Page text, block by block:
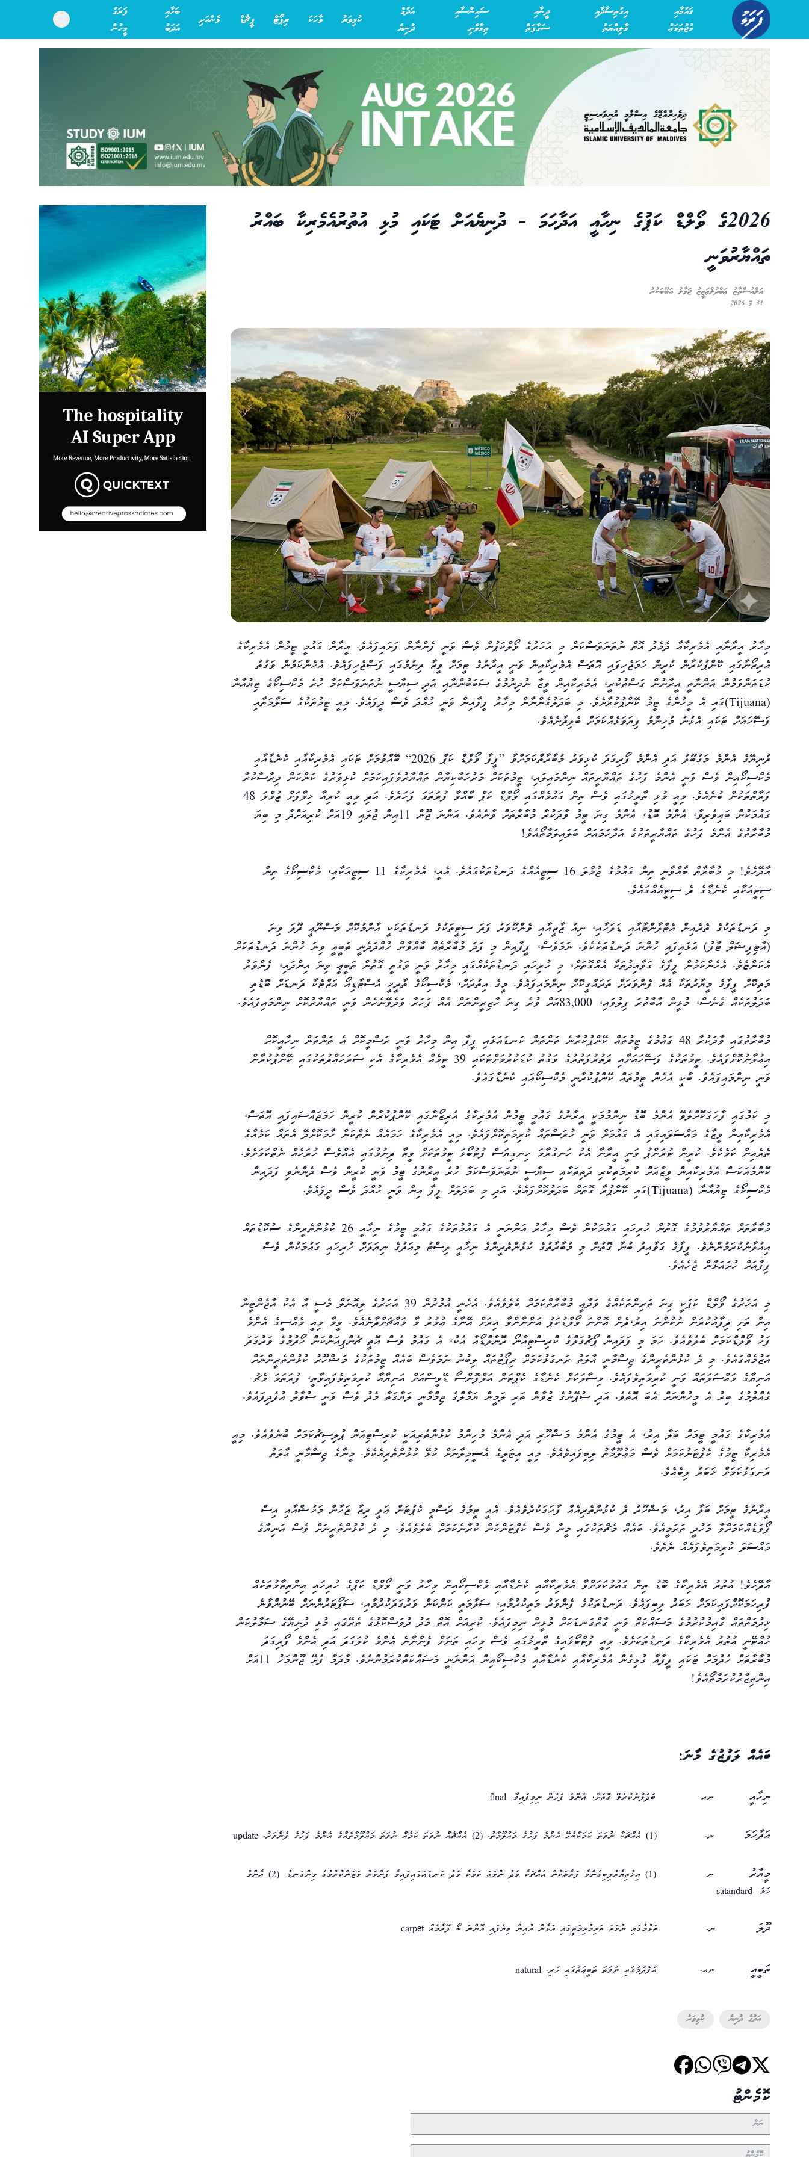
ޤައުމާއި
މުޖުތަމަޢު
އިގުތިސާދާއި
މާލިއްޔަތު
ދީނާއި
ސަގާފަތް
ސައިންސާއި
ތިމާވެށި
އަދުގެ
ދުނިޔެ
ކުޅިވަރު ވާހަކަ ރިޕޯޓް ފީޗާޑް ޅެންއަށި
ބަހާއި
އަދަބު
ފަރަގު
މީހުން
Search
2026ގެ ވޯލްޑް ކަޕުގެ ނިހާއީ އަދާހަމަ - ދުނިޔެއަށް ޓަކައި މުޅި އުތުރުއެމެރިކާ ބައްރު
ތައްޔާރުވަނީ
އަލްއުސްތާޒު ޢަބްދުލްޢަޒީޒު ޖަމާލު އަބޫބަކުރު
31 މޭ 2026
މިހާރު އީރާނާއި އެމެރިކާއާ ދެމެދު އޮތް ނުތަނަވަސްކަން މި އަހަރުގެ ވޯލްކަޕުން ވެސް ވަނީ ފެންނާން ފަށައިފައެވެ. އީރާން ގައުމީ ޓީމުން އެމެރިކާގެ
އެރިޒޯނާގައި ކޭންޕުކުރާން ކުރީން ހަމަޖެހިފައި އޮތަސް އެމެރިކާއިން ވަނީ އީރާނުގެ ޓީމަށް ވީޒާ ދިނުމުގައި ފަސްޖެހިފައެވެ. އެހެންކަމުން ވަގުތު
ކުޑަތަންވަމުން އަންނާތީ އީރާނުން ގަސްތުކުރީ، އެމެރިކާއިން ވީޒާ ނުދިނުމުގެ ސަބަބުންނާއި އަދި ސިޔާސީ ނުތަނަވަސްކަމާ ހުރެ މެކްސިކޯގެ ޓިޔުއާނާ
(
Tijuana)ގައި އެ މީހުންގެ ޓީމު ކޭންޕުކުރާށެވެ. މި ބަދަލުގެންނާން މިހާރު ފީފާއިން ވަނީ ހުއްދަ ވެސް ދީފައެވެ. މިއީ ޓީމުތަކުގެ ސަލާމަތާއި
ފަސޭހައަށް ޓަކައި އެޅުނު މުހިންމު ފިޔަވަޅެއްކަމަށް ބެލިދާނެއެވެ.
ދުނިޔޭގެ އެންމެ މަގުބޫލު އަދި އެންމެ ފޯރިގަދަ ކުޅިވަރު މުބާރާތްކަމަށްވާ [ފީފާ ވޯލްޑް ކަޕް 2026] ބޭއްވުމަށް ޓަކައި އެމެރިކާއާއި ކެނެޑާއާއި
މެކްސިކޯއިން ވެސް ވަނީ އެންމެ ފަހުގެ ތައްޔާރީތައް ނިންމައިލައި، ޓީމުތަކަށް މަރުހަބާކިޔާން ތައްޔާރުވެފައިކަމަށް ކުޅިވަރުގެ ކަންކަން ދިރާސާކުރާ
ފަރާތްތަކުން ބުނެއެވެ. މިއީ މުޅި ތާރީޚުގައި ވެސް ތިން ގައުމެއްގައި ވޯލްޑް ކަޕް ބާއްވާ ފުރަތަމަ ފަހަރެވެ. އަދި މިއީ ކުރިއާ ޚިލާފަށް ޖުމްލަ 48
ގައުމަކުން ބައިވެރިވާ، އެންމެ ބޮޑު، އެންމެ ގިނަ ޓީމު ވާދަކުރާ މުބާރާތަށް ވާނެއެވެ. އަންނަ ޖޫން 11އިން ޖުލައި 19އަށް ކުރިއަށްދާ މި ބިޔަ
މުބާރާތުގެ އެންމެ ފަހުގެ ތައްޔާރީތަކުގެ އަދާހަމައަށް ބަލައިލަމާތޯއެވެ!
އާދޭހެވެ! މި މުބާރާތް ބާއްވާނީ ތިން ގައުމުގެ ޖުމްލަ 16 ސިޓީއެއްގެ ދަނޑުތަކުގައެވެ. އެއީ، އެމެރިކާގެ 11 ސިޓީއަކާއި، މެކްސިކޯގެ ތިން
ސިޓީއަކާއި ކެނެޑާގެ ދެ ސިޓީއެއްގައެވެ.
މި ދަނޑުތަކުގެ ތެރެއިން އެޓްލާންޓާއާއި ޑަލަހާއި، ނިއު ޖާޒީއާއި ވެންކޫވަރު ފަދަ ސިޓީތަކުގެ ދަނޑުތަކަކީ އާންމުކޮށް މަސްނޫޢީ ދޫލަ ވިނަ
(އާޓިފިޝަލް ޓާފު) އަޅައިފައި ހުންނަ ދަނޑުތަކެކެވެ. ނަމަވެސް، ފީފާއިން މި ފަދަ މުބާރާތެއް ބާއްވާން ހުއްދަދެނީ ތަބީއީ ވިނަ ހުންނަ ދަނޑުތަކަށް
އެކަންޏެވެ. އެހެންކަމުން ފީފާގެ ގަވާއިދުތަކާ އެއްގޮތަށް، މި ހުރިހައި ދަނޑުތަކެއްގައި މިހާރު ވަނީ ވަގުތީ ގޮތުން ތަބީޢީ ވިނަ އިންދައި، ފެންވަރު
މަތިކޮށް ފީފާގެ މީޔާރުތަކާ އެއް ފެންވަރަށް ތަރައްގީކޮށް ނިންމައިފައެވެ. މީގެ އިތުރަށް، މެކްސިކޯގެ ތާރީޚީ އެސްޓާޑިއޯ އަޒްޓެކާ ދަނޑަށް ބޮޑެތި
ބަދަލުތަކެއް ގެނެސް، މުޅީން އާބާތުރަ ފިލުވައި، 83,000އަށް ވުރެ ގިނަ ހާޒިރީންނަށް އެއް ފަހަރާ ވަދެވޭނެހެން ވަނީ ތައްޔާރުކޮށް ނިންމައިފައެވެ.
މުބާރާތުގައި ވާދަކުރާ 48 ގައުމުގެ ޓީމުތައް ކޭންޕުކުރާނެ ތަންތަން ކަނޑައަޅައި ފީފާ އިން މިހާރު ވަނީ ރަސްމީކޮށް އެ ތަންތަން ނިހާއީކޮށް
އިޢުލާނުކޮށްފައެވެ. ޓީމުތަކުގެ ފަސޭހައަށާއި ދަތުރުފަތުރުގެ ވަގުތު ކުޑަކުރުމަށްޓަކައި 39 ޓީމެއް އެމެރިކާގެ އެކި ސަރަހައްދުތަކުގައި ކޭންޕުކުރާން
ވަނީ ނިންމައިފައެވެ. ބާކީ އެހެން ޓީމުތައް ކޭންޕުކުރާނީ މެކްސިކޯއައި ކެނެޑާގައެވެ.
މި ކަމުގައި ފާހަގަކޮށްލެވޭ އެންމެ ބޮޑު ނިންމުމަކީ އީރާނުގެ ގައުމީ ޓީމުން އެމެރިކާގެ އެރިޒޯނާގައި ކޭންޕުކުރާން ކުރީން ހަމަޖައްސައިފައި އޮތަސް،
އެމެރިކާއިން ވީޒާގެ މައްސަލައިގައި އެ ގައުމަށް ވަނީ ހުރަސްތައް ކުރިމަތިކޮށްފައެވެ. މިއީ އެމެރިކާގެ ހަމައެއް ނެތްކަން ހާމަކޮށްދޭ އެތައް ކަމެއްގެ
ތެރެއިން ކަމެކެވެ. ކުރީން ޓުރަންޕު ވަނީ އީރާނާ އެކު ހަނގުރާމަ ހިނގިޔަސް ފުޓުބޯޅަ ޓީމުތަކަށް ވީޒާ ދިނުމުގައި އެއްވެސް ހުރަހެއް ނެތްކަމަށެވެ.
ކޮންމެއަކަސް އެމެރިކާއިން ވީޒާއަށް ކުރިމަތިކުރި ދަތިތަކާއި ސިޔާސީ ނުތަނަވަސްކަމާ ހުރެ އީރާނުގެ ޓީމު ވަނީ ކުރީން ވެސް ދެންނެވި ފަދައިން
މެކްސިކޯގެ ޓިޔުއާނާ (Tijuana)ގައި ކޭންޕުރާ ގޮތަށް ބަދަލުކޮށްފައެވެ. އަދި މި ބަދަލަށް ފީފާ އިން ވަނީ ހުއްދަ ވެސް ދީފައެވެ.
މުބާރާތަށް ތައްޔާރުވުމުގެ ގޮތުން ހުރިހައި ގައުމަކުން ވެސް މިހާރު އަންނަނީ އެ ގައުމުތަކުގެ ގައުމީ ޓީމުގެ ނިހާއީ 26 ކުޅުންތެރީންގެ ސުކޮޑުތައް
އިއުލާނުކުރަމުންނެވެ. ފީފާގެ ގަވާއިދު ބުނާ ގޮތުން މި މުބާރާތުގެ ކުޅުންތެރީންގެ ނިހާއީ ލިސްޓު މިއަދުގެ ނިޔަލަށް ހުރިހައި ގައުމަކުން ވެސް
ފިފާއަށް ހުށައަޅާން ޖެހެއެވެ.
މި އަހަރުގެ ވޯލްޑް ކަޕަކީ ގިނަ ތަރިންތަކެއްގެ ވަދާޢީ މުބާރާތްކަމަށް ބެލެވެއެވެ. އެހެނީ އުމުރުން 39 އަހަރުގެ ލިއޮނަލް މެސީ އާ އެކު އާޖެންޓީނާ
އިން ތަށި ދިފާއުކުރަން ނުކުންނަ އިރު،ދެން އޮންނަ ވޯލްޑުކަޕު އަންނާންވާ އިރަށް އޭނާގެ ޢުމުރު މާ މައްޗަށްދާނެއެވެ. ވީމާ މިއީ މެއްސީގެ އެންމެ
ފަހު ވޯލްޑްކަމަށް ބެލެވެއެވެ. ހަމަ މި ފަދައިން ޕޯޗުގަލްގެ ކްރިސްޓިއާނޯ ރޮނާލްޑޯއާ އެކު، އެ ގައުމު ވެސް އޮތީ ޗެންޕިއަންކަން ހޯދުމުގެ ވަރުގަދަ
އަޒުމެއްގައެވެ. މި ދެ ކުޅުންތެރީންގެ ޖިސްމާނީ ޙާލަތު ރަނގަޅުކަމަށް ރިޕޯޓުތައް ލިބުނު ނަމަވެސް ބައެއް ޓީމުތަކުގެ މަޝްހޫރު ކުޅުންތެރީންނަށް
އަނިޔާގެ މައްސަލަތައް ވަނީ ކުރިމަތިވެފައެވެ. މިސާލަކަށް ކެނެޑާގެ ކެޕްޓަން އަލްފޮންސޯ ޑޭވީސްއަށް އަނިޔާއާ ކުރިމަތިވެފައިވާތީ، ފުރަތަމަ މެޗު
ގެއްލުމުގެ ބިރު އެ މީހުންނަށް އެބަ އޮތެވެ. އަދި ސުޕޭނުގެ ޒުވާން ތަރި ލަމީން ޔަމާލްގެ ޖިމްމާނީ ލަޔާގަތާ މެދު ވެސް ވަނީ ސުވާލު އުފެދިފައެވެ.
އެމެރިކާގެ ގައުމީ ޓީމަށް ބަލާ އިރު، އެ ޓީމުގެ އެންމެ މަޝްހޫރި އަދި އެންމެ މުހިންމު ކުޅުންތެރިއަކީ ކުރިސްޓިއަން ޕުލިސިޗުކަމަށް ބުނެވެއެވެ. މިއީ
އެމެރިކާ ޓީމުގެ ކެޕުޓަނުކަމަށް ވެސް މަޢުލޫމާތު ލިބިފައިވެއެވެ. މިއީ އިޓަލީގެ އެސީމިލާނަށް ކުޅޭ ކުޅުންތެރިއެކެވެ. މީނާގެ ޖިސްމާނީ ޙާލަތު
ރަނގަޅުކަމަށް ޚަބަރު ލިބެއެވެ.
އީރާނުގެ ޓީމަށް ބަލާ އިރު، މަޝްހޫރު ދެ ކުޅުންތެރިއެއް ފާހަގަކުރެވެއެވެ. އެއީ ޓީމުގެ ރަސްމީ ކެޕުޓަން ޢަލީ ރިޒާ ޖަހާން މަޚުޝްއާއި އިސް
ފޯވަޑެއްކަމަށްވާ މަހުދީ ތަރަމީއެވެ. ބައެއް މެޗްތަކުގައި މީނާ ވެސް ކެޕްޓަންކަން ކުރާނެކަމަށް ބެލެވެއެވެ. މި ދެ ކުޅުންތެރީނަށް ވެސް އަނިޔާގެ
މައްސަލަ ކުރިމަތިވެފައެއް ނެތެވެ.
އާދޭހެވެ! އުތުރު އެމެރިކާގެ ބޮޑު ތިން ގައުމުކަމަށްވާ އެމެރިކާއާއި ކެނެޑާއާއި މެކްސިކޯއިން މިހާރު ވަނީ ވޯލްޑް ކަޕްގެ ހުރިހައި އިންތިޒާމުތަކެއް
ފުރިހަމަކޮށްފައިކަމަށް ޚަބަރު ލިބިފައެވެ. ދަނޑުތަކުގެ ފެންވަރު މަތިކުރުމާއި، ސަލާމަތީ ކަންކަން ވަރުގަދަކުރުމާއި، ސަޕޯޓަރުންނަށް ބޭނުންވާނެ
ޚިދުމަތްތައް ގާއިމުކުރުމުގެ މަސައްކަތް ވަނީ ގާތްގަނޑަކަށް މުޅީން ނިމިފައެވެ. ކުރިއަށް އޮތް މަދު ދުވަސްކޮޅުގެ ތެރޭގައި މުޅި ދުނިޔޭގެ ސަމާލުކަން
ހުއްޓޭނީ އުތުރު އެމެރިކާގެ ދަނޑުތަކަށެވެ. މިއީ ފުޓްބޯޅައިގެ ތާރީޚުގައި ވެސް މިހައި ތަނަށް ފެންނާނެ އެންމެ ކުލަގަދަ އަދި އެންމެ ފޯރިގަދަ
މުބާރާތަށް ހެދުމަށް ޓަކައި ފީފާއާ ގުޅިގެން އެމެރިކާއާއި ކެނެޑާއާއި މެކުސިކޯއިން އަންނަނީ މަސައްކަތްކުރަމުންނެވެ. މާދަމާ ފެށޭ ޖޫންމަހު 11އަށް
އިންތިޒާރުކުރަމާތޯއެވެ!
ބައެއް ލަފުޒުގެ މާނަ:
ނިހާއީ ނއ. ބަދަލުނުކުރެވޭ ގޮތަށް، އެންމެ ފަހުން ނިމިފައިވާ. final
އަދާހަމަ ނ. (1) އެއްޗަކާ ނުވަތަ ކަމަކާބެހޭ އެންމެ ފަހުގެ މަޢުލޫމާތު. (2) އެއްޗެއް ނުވަތަ ކަމެއް ނުވަތަ މަޢުލޫމާތެއްގެ އެންމެ ފަހުގެ ފެންވަރު. update
މީޔާރު ނ.
(1) އިޚުތިޔާރުލިބިގެންވާ ފަރާތަކުން އެއްޗަކާ މެދު ނުވަތަ ކަމަކާ މެދު ކަނޑައަޅައިފައިވާ ފެންވަރު ވަޒަންކުރުމުގެ މިންގަނޑު. (2) އާންމު
ހަމަ. satandard
ދޫލަ ނ. ތަޅުމުގައި ނުވަތަ ތަށިމުށިމަތީގައި އަޅާން އުއިން ވިޔެފައި އޮންނަ ބޯ ފޭރާމެއްcarpet
ތަބީއީ ނއ. އުފެދުމުގައި ނުވަތަ ތަބީޢަތުގައި ހުރި. natural
އަދުގެ ދުނިޔެ ކުޅިވަރު
ކޮމެންޓު